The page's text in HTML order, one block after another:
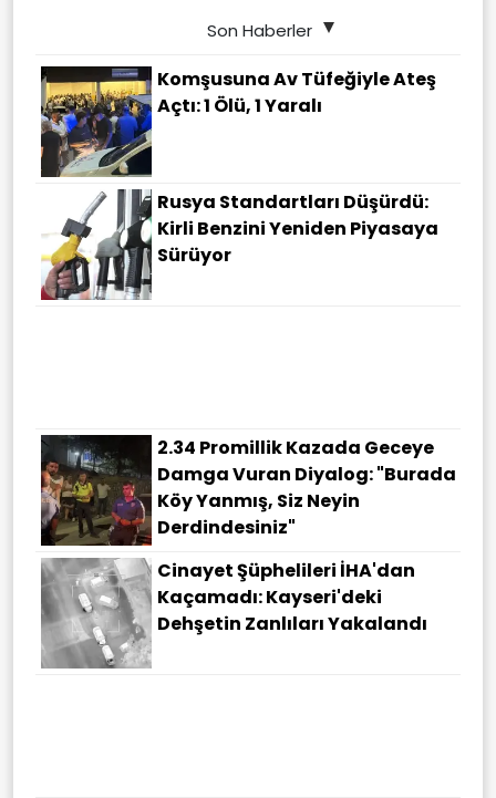
Son Haberler
Komşusuna Av Tüfeğiyle Ateş
Açtı: 1 Ölü, 1 Yaralı
Rusya Standartları Düşürdü:
Kirli Benzini Yeniden Piyasaya
Sürüyor
2.34 Promillik Kazada Geceye
Damga Vuran Diyalog: "Burada
Köy Yanmış, Siz Neyin
Derdindesiniz"
Cinayet Şüphelileri İHA'dan
Kaçamadı: Kayseri'deki
Dehşetin Zanlıları Yakalandı